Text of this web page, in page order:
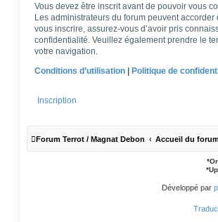
Vous devez être inscrit avant de pouvoir vous
Les administrateurs du forum peuvent
vous inscrire, assurez-vous d’avoir pris
confidentialité. Veuillez également prendre le
votre navigation.
Conditions d’utilisation | Politique de
Inscription
Forum Terrot / Magnat Debon Accueil du
*
*
Développé par